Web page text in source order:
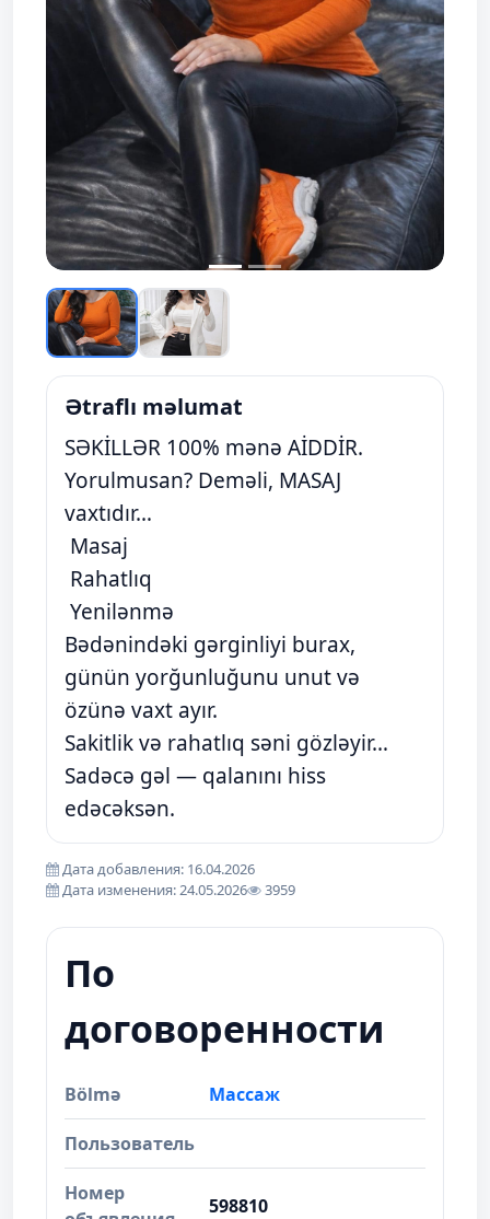
Ətraflı məlumat
SƏKİLLƏR 100% mənə AİDDİR.
Yorulmusan? Deməli, MASAJ
vaxtıdır…
Masaj
Rahatlıq
Yenilənmə
Bədənindəki gərginliyi burax,
günün yorğunluğunu unut və
özünə vaxt ayır.
Sakitlik və rahatlıq səni gözləyir…
Sadəcə gəl — qalanını hiss
edəcəksən.
Дата добавления: 16.04.2026
Дата изменения: 24.05.2026
3959
По
договоренности
Bölmə Массаж
Пользователь
Номер
598810